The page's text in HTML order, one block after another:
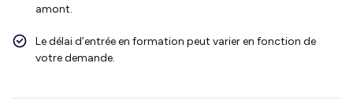
amont.
Le délai d’entrée en formation peut varier en fonction de
votre demande.